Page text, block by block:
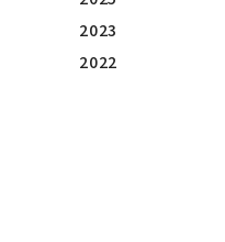
2023
2022